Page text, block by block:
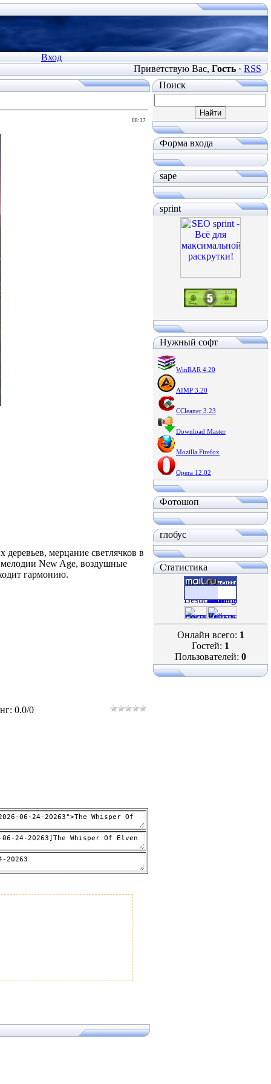
Вход
Приветствую Вас, Гость· RSS
08:37
мерцание светлячков в
New Age, воздушные
гармонию.
: 0.0/0
Поиск
Форма входа
sape
sprint
Нужный софт
WinRAR 4.20
AIMP 3.20
CCleaner 3.23
Download Master
Mozilla Firefox
Opera 12.02
Фотошоп
глобус
Статистика
Онлайн всего: 1
Гостей: 1
Пользователей: 0